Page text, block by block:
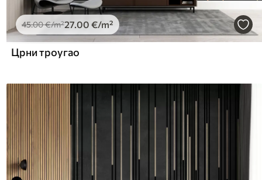
45.00€/m²27.00 €/m²
Црни троугао